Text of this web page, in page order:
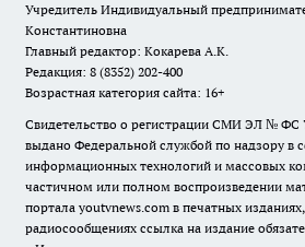
Учредитель Индивидуальный
Константиновна
Главный редактор: Кокарева А.К.
Редакция: 8 (8352) 202-400
Возрастная категория сайта: 16+
Свидетельство о регистрации СМИ ЭЛ № ФС
выдано Федеральной службой по надзору в
информационных технологий и массовых
частичном или полном воспроизведении
портала youtvnews.com в печатных
радиосообщениях ссылка на издание